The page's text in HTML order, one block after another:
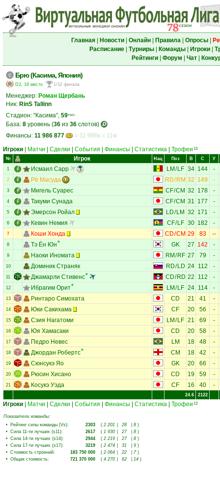
Главная| Новости| Онлайн| Правила| Опросы|
Расписание| Турниры| Команды| Игроки|
Рейтинги| Форум Чат|
Брю (Касима, Япония)
D2, 16 место 1/32 финала
Менеджер: Роман Щербань
Ник: RinS Tallinn
Стадион: "Касима", 59тыс.
База: 8 уровень (36 из 36 слотов)
Финансы: 11 986 877
= 11 986к = 11м
Игроки
Матчи Сделки События Финансы Статистика Трофеи 13
№ Игрок Нац Поз В С У
1 Исмаил Сарр LM / LF 34 144 -
2 Рё Масуда RD/ RM 32 149 -
3 Мигель Суарес CF/CM 32 178 -
4 Такуми Сунада CF/CM 31 177 -
5 Эмерсон Ройал LD/ LM 32 171 -
6 Кевин Немия CF/LF 30 182 -
7 Коши Хонда CD/CM 29 83 --
8 Тэ Ён Юн GK 27 142 -
9 Наоки Иномата RM / RF 27 79 -
10 Доминик Страняк RD/LD 24 112 -
11 Джамарли Стивенс CD/RD 22 112 -
12 Ибрагим Орит LM / LF 24 114 -
13 Ринтаро Симохата CD 21 41 -
14 Юки Сакихама CF 20 56 -
15 Сэия Нагатоми LM / LF 21 69 -
16 Юя Хамасаки CD 20 58 -
17 Педро Невес LM 18 48 -
18 Джордан Робертс CM 18 42 -
19 Сюнсукэ Яо GK 20 66 -
20 Рюсин Хисано CD 19 59 -
21 Косукэ Уэда CF 16 40 -
24.6 2122
Игроки Матчи Сделки События Финансы Статистика Трофеи 13
Показатели команды:
• Рейтинг силы команды (Vs): 2303 ( 2 201 28 8 )
• Сила 11-ти лучших (s11): 2617 ( 1 930 27 8 )
• Сила 14-ти лучших (s14): 2944 ( 2 219 27 8 )
• Сила 17-ти лучших (s17): 3219 ( 2 474 31 9 )
• Стоимость строений: 183 750 000 ( 2 064 22 7 )
• Общая стоимость: 721 370 000 ( 4 270 62 14 )